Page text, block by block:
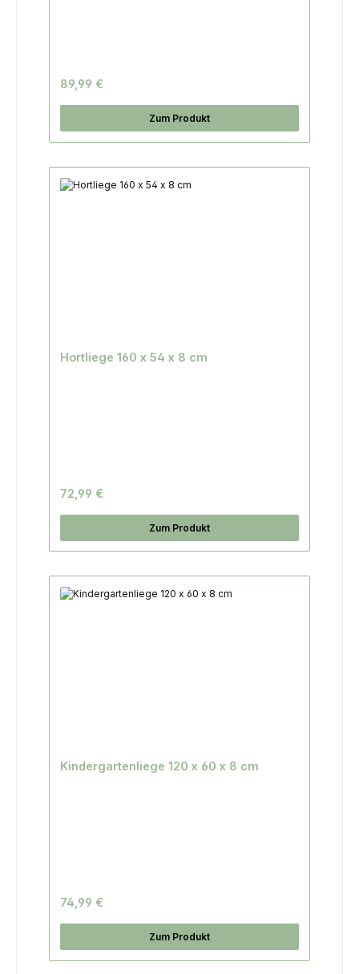
89,99 €
Zum Produkt
Hortliege 160 x 54 x 8 cm
72,99 €
Zum Produkt
Kindergartenliege 120 x 60 x 8 cm
74,99 €
Zum Produkt